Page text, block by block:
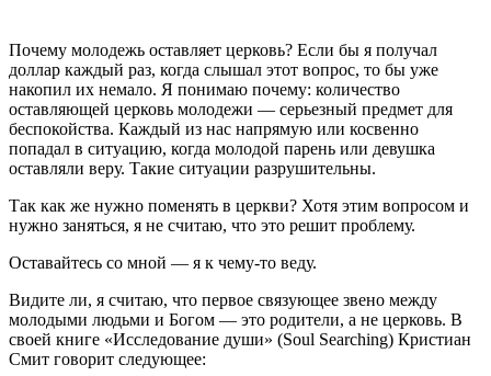
Почему молодежь оставляет церковь? Если бы я получал
доллар каждый раз, когда слышал этот вопрос, то бы уже
накопил их немало. Я понимаю почему: количество
оставляющей церковь молодежи — серьезный предмет для
беспокойства. Каждый из нас напрямую или косвенно
попадал в ситуацию, когда молодой парень или девушка
оставляли веру. Такие ситуации разрушительны.
Так как же нужно поменять в церкви? Хотя этим вопросом и
нужно заняться, я не считаю, что это решит проблему.
Оставайтесь со мной — я к чему-то веду.
Видите ли, я считаю, что первое связующее звено между
молодыми людьми и Богом — это родители, а не церковь. В
своей книге «Исследование души» (Soul Searching) Кристиан
Смит говорит следующее: